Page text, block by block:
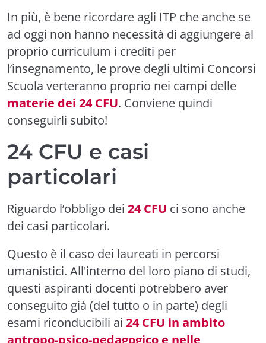
In più, è bene ricordare agli ITP che anche se
ad oggi non hanno necessità di aggiungere al
proprio curriculum i crediti per
l’insegnamento, le prove degli ultimi Concorsi
Scuola verteranno proprio nei campi delle
materie dei 24 CFU. Conviene quindi
conseguirli subito!
24 CFU e casi
particolari
Riguardo l’obbligo dei 24 CFU ci sono anche
dei casi particolari.
Questo è il caso dei laureati in percorsi
umanistici. All'interno del loro piano di studi,
questi aspiranti docenti potrebbero aver
conseguito già (del tutto o in parte) degli
esami riconducibili ai 24 CFU in ambito
antropo-psico-pedagogico e nelle